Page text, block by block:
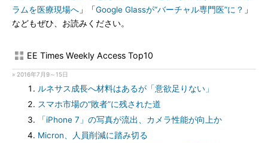
ラムを医療現場へ 」「Google Glassが“バーチャル専門医”に？ 」
などもぜひ、お読みください。
EE Times Weekly Access Top10
» 2016年7月9～15日
ルネサス成長へ材料はあるが「意欲足りない」
スマホ市場の“敗者”に残された道
「iPhone 7」の写真が流出、カメラ性能が向上か
Micron、人員削減に踏み切る